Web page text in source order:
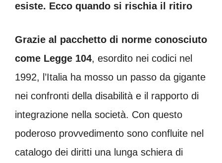
esiste. Ecco quando si rischia il ritiro
Grazie al pacchetto di norme conosciuto
come Legge 104, esordito nei codici nel
1992, l’Italia ha mosso un passo da gigante
nei confronti della disabilità e il rapporto di
integrazione nella società. Con questo
poderoso provvedimento sono confluite nel
catalogo dei diritti una lunga schiera di